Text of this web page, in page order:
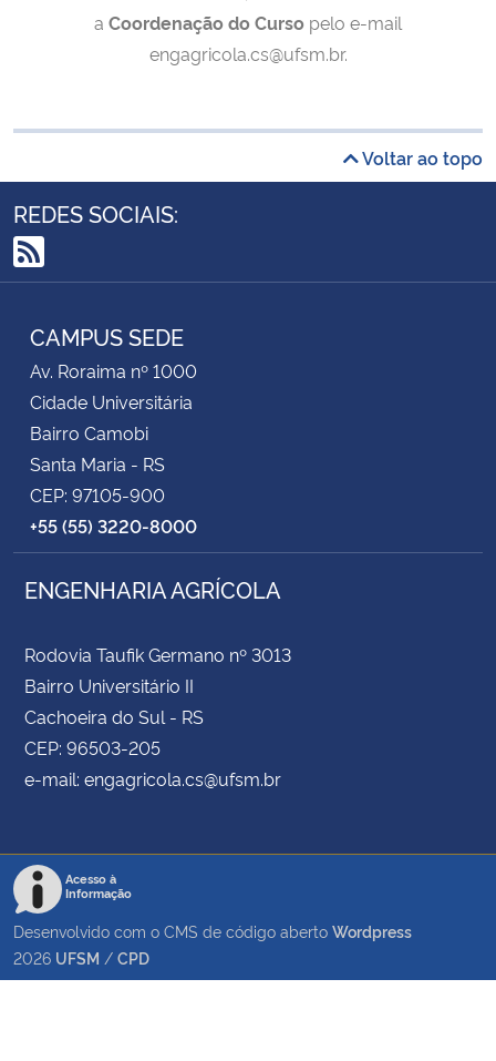
a Coordenação do Curso pelo e-mail
engagricola.cs@ufsm.br.
Voltar ao topo
REDES SOCIAIS:
RSS
CAMPUS SEDE
Av. Roraima nº 1000
Cidade Universitária
Bairro Camobi
Santa Maria - RS
CEP: 97105-900
+55 (55) 3220-8000
ENGENHARIA AGRÍCOLA
Rodovia Taufik Germano nº 3013
Bairro Universitário II
Cachoeira do Sul - RS
CEP: 96503-205
e-mail: engagricola.cs@ufsm.br
Acesso à
Informação
Desenvolvido com o CMS de código aberto Wordpress
2026 UFSM / CPD